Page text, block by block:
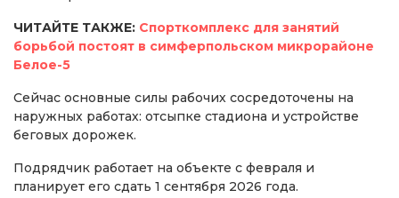
ЧИТАЙТЕ ТАКЖЕ: Спорткомплекс для занятий
борьбой постоят в симферпольском микрорайоне
Белое-5
Сейчас основные силы рабочих сосредоточены на
наружных работах: отсыпке стадиона и устройстве
беговых дорожек.
Подрядчик работает на объекте с февраля и
планирует его сдать 1 сентября 2026 года.